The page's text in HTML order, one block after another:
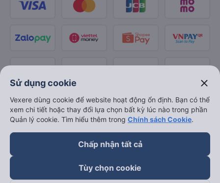
Sử dụng cookie close
Vexere dùng cookie để website hoạt động ổn định. Bạn có thể
xem chi tiết hoặc thay đổi lựa chọn bất kỳ lúc nào trong phần
Quản lý cookie. Tìm hiểu thêm trong Chính sách Cookie.
Chấp nhận tất cả
Tùy chọn cookie